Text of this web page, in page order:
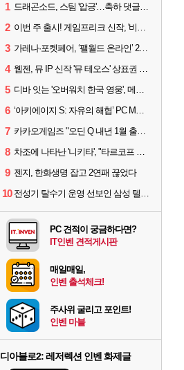
1 드래곤소드, 스팀 '압긍'…축하 댓글 달고 게임 코드 받자!
2 이번 주 출시! 게임프리크 신작, '비스트 오브 리인카네이션'
3 가레나·포켓페어, ‘팰월드 온라인’ 2026년 출시 예고
4 웹젠, 뮤 IP 신작 '뮤 테오스' 상표권 출원
5 디바 잇는 '오버워치 한국 영웅', 메카 파일럿 디몬 나온다
6 ‘아키에이지 S: 자유의 해협’ PC MMORPG로 개발한다
7 카카오게임즈 "오딘 Q 내년 1월 출시, 연기는 없다"
8 차조에 나타난 '니키타', "타르코프 PvE 프레스티지 연내 출시 목표"
9 젠지, 한화생명 잡고 2연패 끊었다
10 전성기 탈수기 운영 선보인 삼성 텔레콤, 3:0 완승
PC 견적이 궁금하다면?
IT인벤 견적게시판
매일매일,
인벤 출석체크!
주사위 굴리고 포인트!
인벤 마블
디아블로2: 레저렉션 인벤 화제글